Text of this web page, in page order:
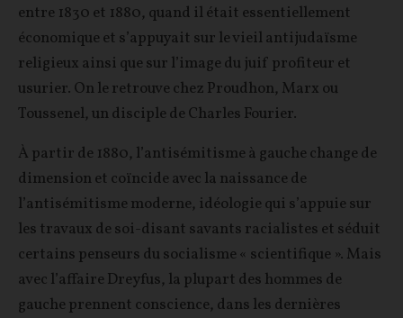
entre 1830 et 1880, quand il était essentiellement
économique et s’appuyait sur le vieil antijudaïsme
religieux ainsi que sur l’image du juif profiteur et
usurier. On le retrouve chez Proudhon, Marx ou
Toussenel, un disciple de Charles Fourier.
À partir de 1880, l’antisémitisme à gauche change de
dimension et coïncide avec la naissance de
l’antisémitisme moderne, idéologie qui s’appuie sur
les travaux de soi-disant savants racialistes et séduit
certains penseurs du socialisme « scientifique ». Mais
avec l’affaire Dreyfus, la plupart des hommes de
gauche prennent conscience, dans les dernières